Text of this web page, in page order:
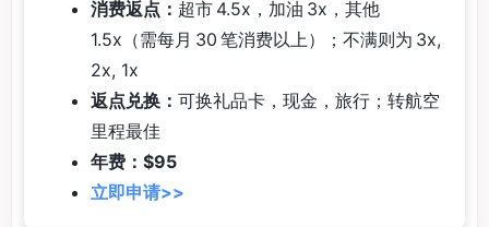
消费返点： 超市 4.5x，加油 3x，其他
1.5x（需每月 30 笔消费以上）；不满则为 3x,
2x, 1x
返点兑换： 可换礼品卡，现金，旅行；转航空
里程最佳
年费：$95
立即申请>>